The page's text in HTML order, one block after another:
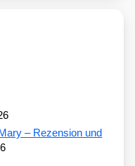
– Rezension und